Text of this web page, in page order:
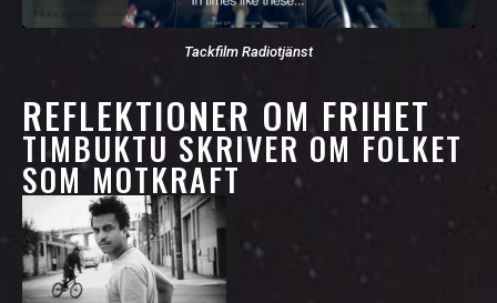
Tackfilm Radiotjänst
REFLEKTIONER OM FRIHET
TIMBUKTU SKRIVER OM FOLKET
SOM MOTKRAFT